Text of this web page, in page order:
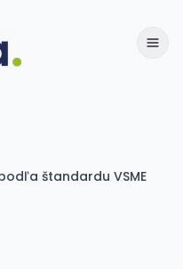
štandardu VSME